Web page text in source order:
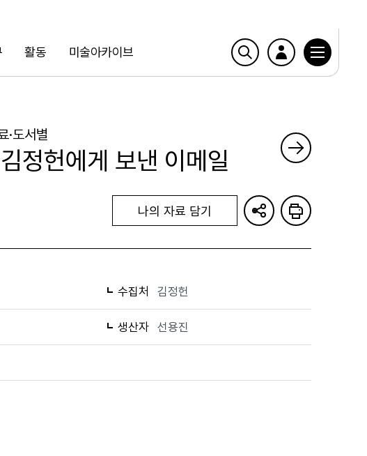
활동 미술아카이브
·도서별
정헌에게 보낸 이메일
나의 자료 담기
수집처 김정헌
생산자 선용진